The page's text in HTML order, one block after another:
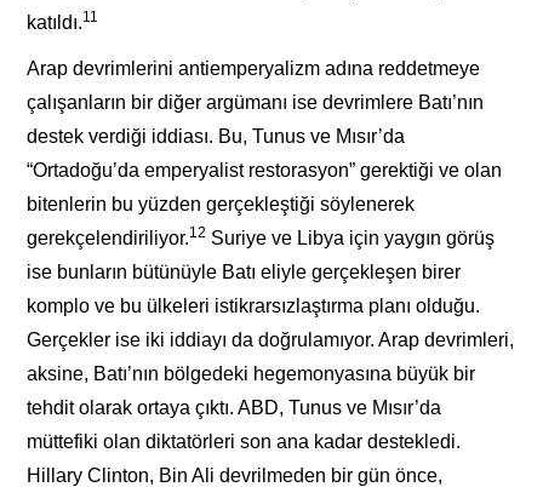
katıldı.11
Arap devrimlerini antiemperyalizm adına reddetmeye
çalışanların bir diğer argümanı ise devrimlere Batı’nın
destek verdiği iddiası. Bu, Tunus ve Mısır’da
“Ortadoğu’da emperyalist restorasyon” gerektiği ve olan
bitenlerin bu yüzden gerçekleştiği söylenerek
gerekçelendiriliyor.12 Suriye ve Libya için yaygın görüş
ise bunların bütünüyle Batı eliyle gerçekleşen birer
komplo ve bu ülkeleri istikrarsızlaştırma planı olduğu.
Gerçekler ise iki iddiayı da doğrulamıyor. Arap devrimleri,
aksine, Batı’nın bölgedeki hegemonyasına büyük bir
tehdit olarak ortaya çıktı. ABD, Tunus ve Mısır’da
müttefiki olan diktatörleri son ana kadar destekledi.
Hillary Clinton, Bin Ali devrilmeden bir gün önce,